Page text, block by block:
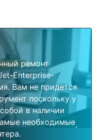
ремонт
Enterprise-
Вам не придется
поскольку у
в наличии
необходимые